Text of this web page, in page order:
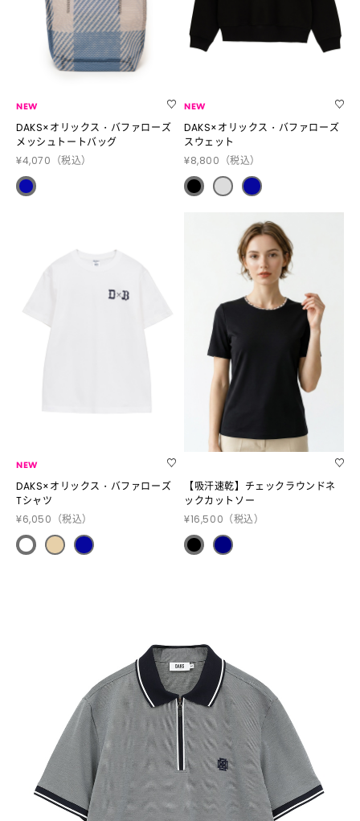
NEW
DAKS×オリックス・バファローズ
メッシュトートバッグ
¥4,070 （税込）
NEW
DAKS×オリックス・バファローズ
スウェット
¥8,800 （税込）
NEW
DAKS×オリックス・バファローズ
Tシャツ
¥6,050 （税込）
【吸汗速乾】チェックラウンドネ
ックカットソー
¥16,500 （税込）